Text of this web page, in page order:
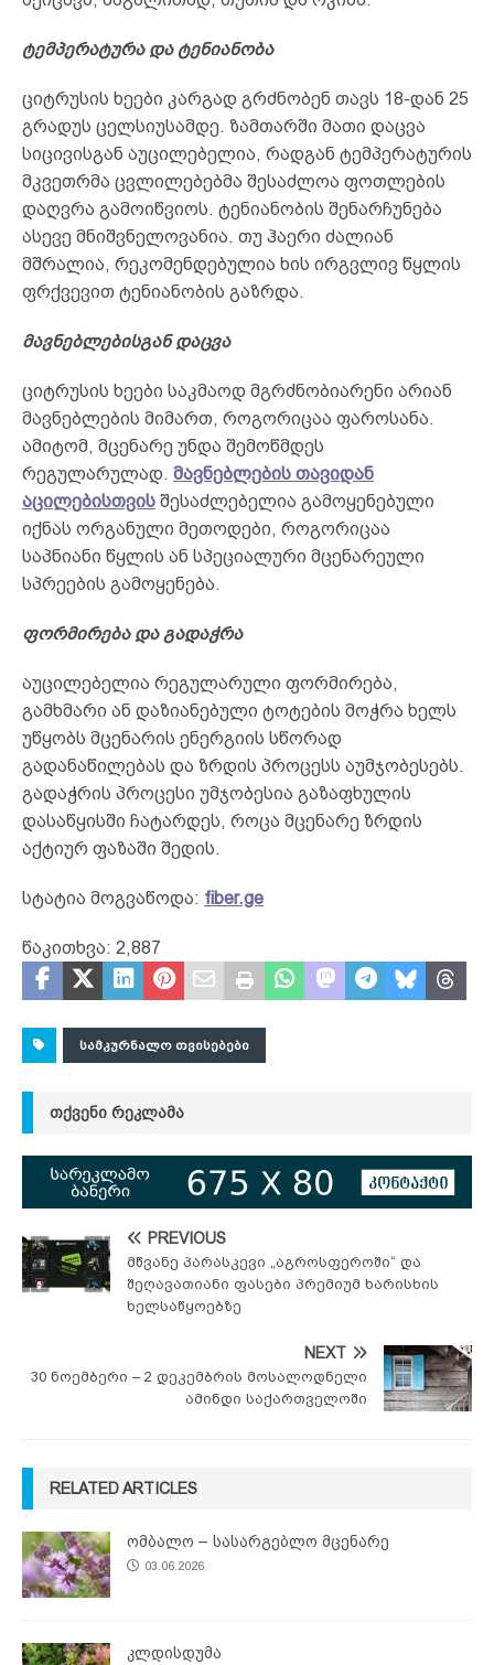
ტემპერატურა და ტენიანობა
ციტრუსის ხეები კარგად გრძნობენ თავს 18-დან 25
გრადუს ცელსიუსამდე. ზამთარში მათი დაცვა
სიცივისგან აუცილებელია, რადგან ტემპერატურის
მკვეთრმა ცვლილებებმა შესაძლოა ფოთლების
დაღვრა გამოიწვიოს. ტენიანობის შენარჩუნება
ასევე მნიშვნელოვანია. თუ ჰაერი ძალიან
მშრალია, რეკომენდებულია ხის ირგვლივ წყლის
ფრქვევით ტენიანობის გაზრდა.
მავნებლებისგან დაცვა
ციტრუსის ხეები საკმაოდ მგრძნობიარენი არიან
მავნებლების მიმართ, როგორიცაა ფაროსანა.
ამიტომ, მცენარე უნდა შემოწმდეს
რეგულარულად. მავნებლების თავიდან
აცილებისთვის შესაძლებელია გამოყენებული
იქნას ორგანული მეთოდები, როგორიცაა
საპნიანი წყლის ან სპეციალური მცენარეული
სპრეების გამოყენება.
ფორმირება და გადაჭრა
აუცილებელია რეგულარული ფორმირება,
გამხმარი ან დაზიანებული ტოტების მოჭრა ხელს
უწყობს მცენარის ენერგიის სწორად
გადანაწილებას და ზრდის პროცესს აუმჯობესებს.
გადაჭრის პროცესი უმჯობესია გაზაფხულის
დასაწყისში ჩატარდეს, როცა მცენარე ზრდის
აქტიურ ფაზაში შედის.
სტატია მოგვაწოდა: fiber.ge
წაკითხვა: 2,887
ᲡᲐᲛᲙᲣᲠᲜᲐᲚᲝ ᲗᲕᲘᲡᲔᲑᲔᲑᲘ
ᲗᲥᲕᲔᲜᲘ ᲠᲔᲙᲚᲐᲛᲐ
PREVIOUS
მწვანე პარასკევი „აგროსფეროში“ და
შეღავათიანი ფასები პრემიუმ ხარისხის
ხელსაწყოებზე
NEXT
30 ნოემბერი – 2 დეკემბრის მოსალოდნელი
ამინდი საქართველოში
RELATED ARTICLES
ომბალო – სასარგებლო მცენარე
03.06.2026
კლდისდუმა